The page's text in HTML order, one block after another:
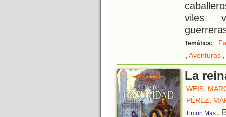
viles
Temática:
, Aventuras,
La
WEIS,
PÉREZ,
Timun Mas ,